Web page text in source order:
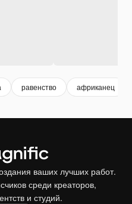
равенство африканец
ваших лучших работ.
среди креаторов,
и студий.